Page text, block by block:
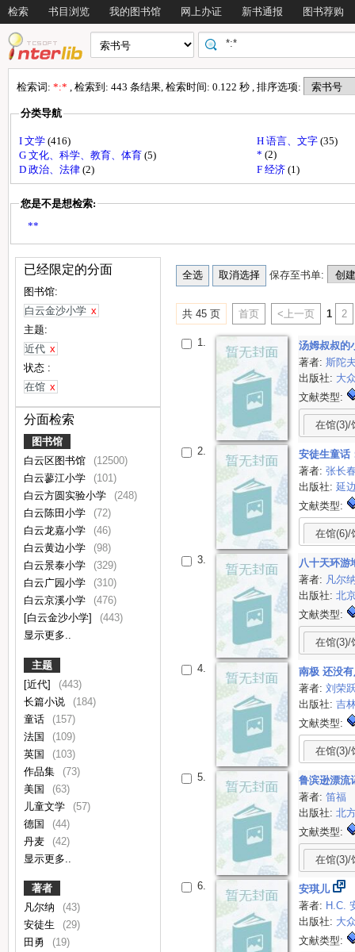
检索 书目浏览 我的图书馆 网上办证 新书通报 图书荐购
检索词: *:* , 检索到: 443 条结果, 检索时间: 0.122 秒 , 排序选项:
分类导航
I 文学 (416) H 语言、文字 (35)
G 文化、科学、教育、体育 (5) * (2)
D 政治、法律 (2) F 经济 (1)
您是不是想检索:
**
已经限定的分面
图书馆:
白云金沙小学 x
主题:
近代 x
状态 :
在馆 x
分面检索
图书馆
白云区图书馆
(12500)
白云蓼江小学
(101)
白云方圆实验小学
(248)
白云陈田小学
(72)
白云龙嘉小学
(46)
白云黄边小学
(98)
白云景泰小学
(329)
白云广园小学
(310)
白云京溪小学
(476)
[白云金沙小学]
(443)
显示更多..
主题
[近代]
(443)
长篇小说
(184)
童话
(157)
法国
(109)
英国
(103)
作品集
(73)
美国
(63)
儿童文学
(57)
德国
(44)
丹麦
(42)
显示更多..
著者
凡尔纳
(43)
安徒生
(29)
田勇
(19)
保存至书单:
共 45 页 首页 <上一页 1 2
1.
汤姆叔叔的
著者:斯陀
出版社: 大
文献类型:
在馆(3)/
2.
安徒生童话
著者:张长
出版社:延
文献类型:
在馆(6)/
3.
八十天环
著者: 凡尔
出版社:北
文献类型:
在馆(3)/
4.
南极 还没
著者:刘荣
出版社:吉
文献类型:
在馆(3)/
5.
鲁滨逊漂流
著者:笛福
出版社:北
文献类型:
在馆(3)/
6.
安琪儿
著者: H.C.
出版社: 大
文献类型: